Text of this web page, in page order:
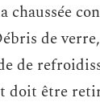
chaussée
de
de
doit être